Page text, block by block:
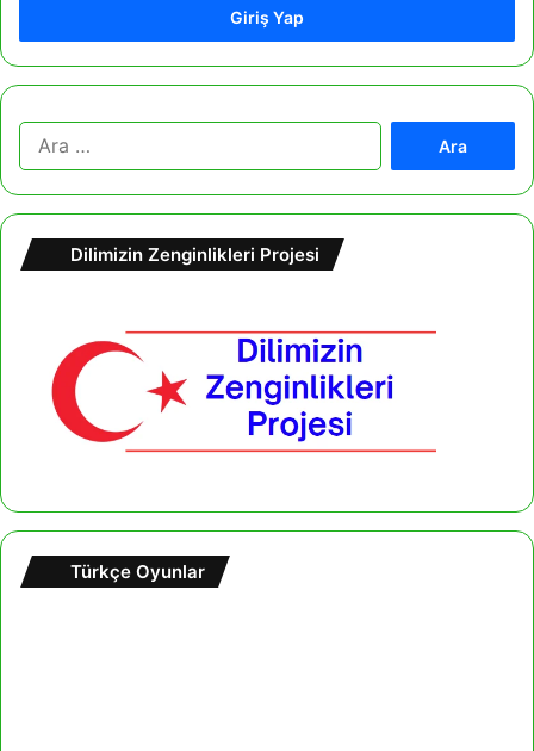
Giriş Yap
Dilimizin Zenginlikleri Projesi
Türkçe Oyunlar